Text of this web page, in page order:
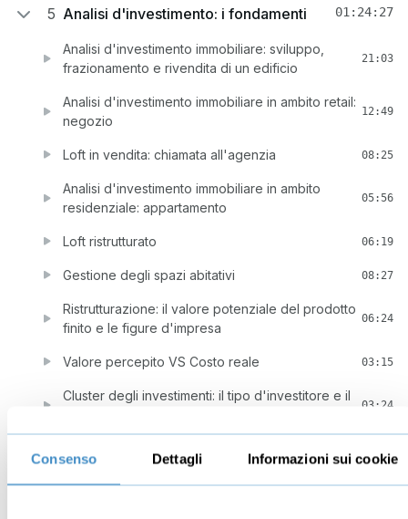
Consenso Dettagli Informazioni sui cookie
5 Analisi d'investimento: i fondamenti 01:24:27
Analisi d'investimento immobiliare: sviluppo,
frazionamento e rivendita di un edificio
21:03
Analisi d'investimento immobiliare in ambito retail:
negozio
12:49
Loft in vendita: chiamata all'agenzia 08:25
Analisi d'investimento immobiliare in ambito
residenziale: appartamento
05:56
Loft ristrutturato 06:19
Gestione degli spazi abitativi 08:27
Ristrutturazione: il valore potenziale del prodotto
finito e le figure d'impresa
06:24
Valore percepito VS Costo reale 03:15
Cluster degli investimenti: il tipo d'investitore e il
03:24
Diverse tipologie d'investimento immobiliare 02:31